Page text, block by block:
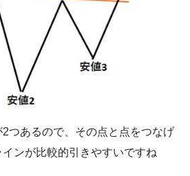
つあるので、その点と点をつなげ
ンが比較的引きやすいですね